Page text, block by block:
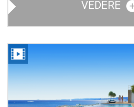
VEDERE